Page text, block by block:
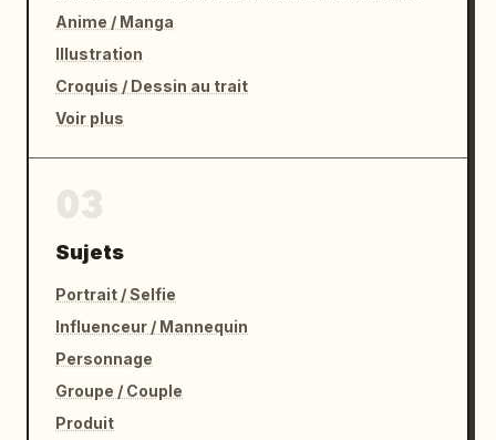
Anime / Manga
Illustration
Croquis / Dessin au trait
Voir plus
Sujets
Portrait / Selfie
Influenceur / Mannequin
Personnage
Groupe / Couple
Produit